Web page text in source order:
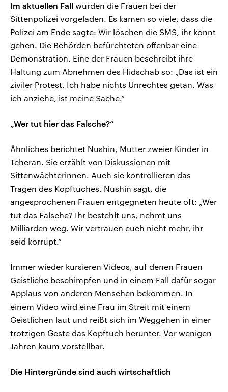
Im aktuellen Fall wurden die Frauen bei der
Sittenpolizei vorgeladen. Es kamen so viele, dass die
Polizei am Ende sagte: Wir löschen die SMS, ihr könnt
gehen. Die Behörden befürchteten offenbar eine
Demonstration. Eine der Frauen beschreibt ihre
Haltung zum Abnehmen des Hidschab so: „Das ist ein
ziviler Protest. Ich habe nichts Unrechtes getan. Was
ich anziehe, ist meine Sache.“
„Wer tut hier das Falsche?“
Ähnliches berichtet Nushin, Mutter zweier Kinder in
Teheran. Sie erzählt von Diskussionen mit
Sittenwächterinnen. Auch sie kontrollieren das
Tragen des Kopftuches. Nushin sagt, die
angesprochenen Frauen entgegneten heute oft: „Wer
tut das Falsche? Ihr bestehlt uns, nehmt uns
Milliarden weg. Wir vertrauen euch nicht mehr, ihr
seid korrupt.“
Immer wieder kursieren Videos, auf denen Frauen
Geistliche beschimpfen und in einem Fall dafür sogar
Applaus von anderen Menschen bekommen. In
einem Video wird eine Frau im Streit mit einem
Geistlichen laut und reißt sich im Weggehen in einer
trotzigen Geste das Kopftuch herunter. Vor wenigen
Jahren kaum vorstellbar.
Die Hintergründe sind auch wirtschaftlich